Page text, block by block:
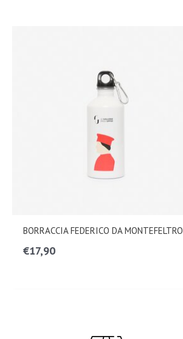
BORRACCIA FEDERICO DA MONTEFELTRO
€17,90